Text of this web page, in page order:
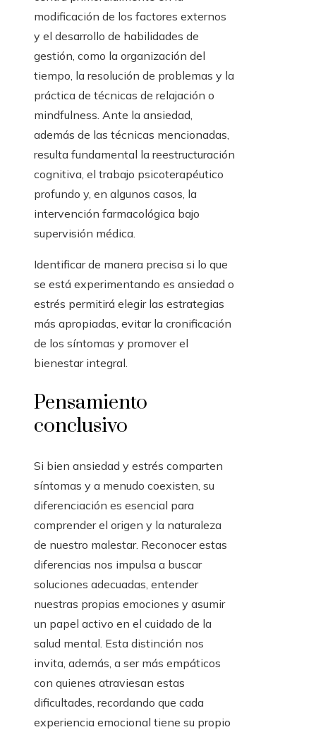
modificación de los factores externos
y el desarrollo de habilidades de
gestión, como la organización del
tiempo, la resolución de problemas y la
práctica de técnicas de relajación o
mindfulness. Ante la ansiedad,
además de las técnicas mencionadas,
resulta fundamental la reestructuración
cognitiva, el trabajo psicoterapéutico
profundo y, en algunos casos, la
intervención farmacológica bajo
supervisión médica.
Identificar de manera precisa si lo que
se está experimentando es ansiedad o
estrés permitirá elegir las estrategias
más apropiadas, evitar la cronificación
de los síntomas y promover el
bienestar integral.
Pensamiento
conclusivo
Si bien ansiedad y estrés comparten
síntomas y a menudo coexisten, su
diferenciación es esencial para
comprender el origen y la naturaleza
de nuestro malestar. Reconocer estas
diferencias nos impulsa a buscar
soluciones adecuadas, entender
nuestras propias emociones y asumir
un papel activo en el cuidado de la
salud mental. Esta distinción nos
invita, además, a ser más empáticos
con quienes atraviesan estas
dificultades, recordando que cada
experiencia emocional tiene su propio